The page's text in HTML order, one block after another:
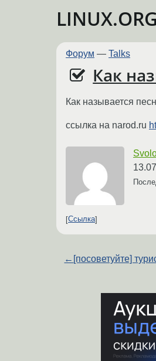
Форум — Talks
Как
Как называется
ссылка на narod.ru
Ссылка
← [посоветуйте]